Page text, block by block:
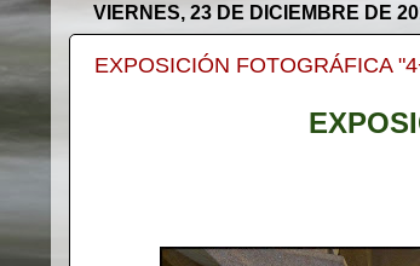
VIERNES, 23 DE DICIEMBRE DE
EXPOSICIÓN FOTOGRÁFICA